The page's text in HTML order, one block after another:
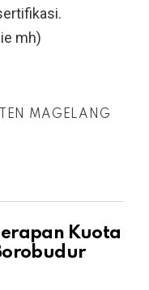
mh)
MAGELANG
Kuota